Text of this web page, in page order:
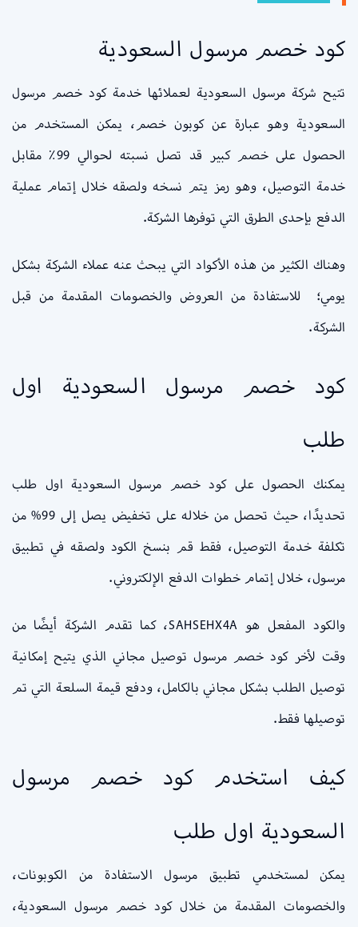
كود خصم مرسول السعودية
تتيح شركة مرسول السعودية لعملائها خدمة كود خصم مرسول
السعودية وهو عبارة عن كوبون خصم، يمكن المستخدم من
الحصول على خصم كبير قد تصل نسبته لحوالي 99٪ مقابل
خدمة التوصيل، وهو رمز يتم نسخه ولصقه خلال إتمام عملية
الدفع بإحدى الطرق التي توفرها الشركة.
وهناك الكثير من هذه الأكواد التي يبحث عنه عملاء الشركة بشكل
يومي؛ للاستفادة من العروض والخصومات المقدمة من قبل
الشركة.
كود خصم مرسول السعودية اول
طلب
يمكنك الحصول على كود خصم مرسول السعودية اول طلب
تحديدًا، حيث تحصل من خلاله على تخفيض يصل إلى 99% من
تكلفة خدمة التوصيل، فقط قم بنسخ الكود ولصقه في تطبيق
مرسول، خلال إتمام خطوات الدفع الإلكتروني.
والكود المفعل هو SAHSEHX4A، كما تقدم الشركة أيضًا من
وقت لأخر كود خصم مرسول توصيل مجاني الذي يتيح إمكانية
توصيل الطلب بشكل مجاني بالكامل، ودفع قيمة السلعة التي تم
توصيلها فقط.
كيف استخدم كود خصم مرسول
السعودية اول طلب
يمكن لمستخدمي تطبيق مرسول الاستفادة من الكوبونات،
والخصومات المقدمة من خلال كود خصم مرسول السعودية،